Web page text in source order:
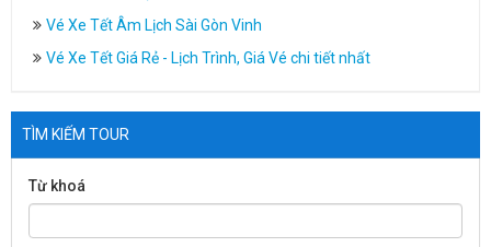
Vé Xe Tết Âm Lịch Sài Gòn Vinh
Vé Xe Tết Giá Rẻ - Lịch Trình, Giá Vé chi tiết nhất
TÌM KIẾM TOUR
Từ khoá